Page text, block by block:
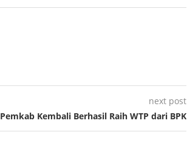
next post
Pemkab Kembali Berhasil Raih WTP dari BPK